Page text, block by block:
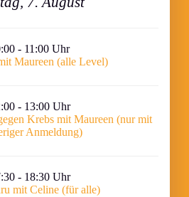
- 11:00 Uhr
Maureen (alle Level)
- 13:00 Uhr
Krebs mit Maureen (nur mit
Anmeldung)
- 18:30 Uhr
mit Celine (für alle)